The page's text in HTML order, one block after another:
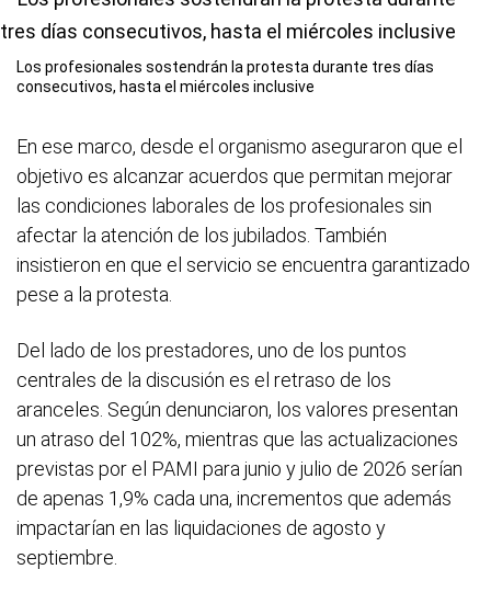
Los profesionales sostendrán la protesta durante tres días
consecutivos, hasta el miércoles inclusive
En ese marco, desde el organismo aseguraron que el
objetivo es alcanzar acuerdos que permitan mejorar
las condiciones laborales de los profesionales sin
afectar la atención de los jubilados. También
insistieron en que el servicio se encuentra garantizado
pese a la protesta.
Del lado de los prestadores, uno de los puntos
centrales de la discusión es el retraso de los
aranceles. Según denunciaron, los valores presentan
un atraso del 102%, mientras que las actualizaciones
previstas por el PAMI para junio y julio de 2026 serían
de apenas 1,9% cada una, incrementos que además
impactarían en las liquidaciones de agosto y
septiembre.